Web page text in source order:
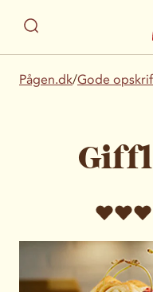
Pågen.dk/Gode